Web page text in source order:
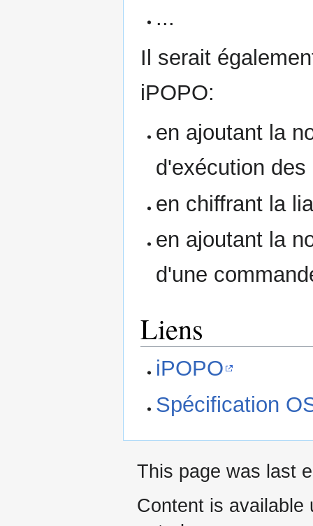
...
Il serait
iPOPO:
en ajoutant la
d'exécution
en chiffrant la
en ajoutant la
d'une
Liens
iPOPO
Spécification
This page was last
Content is available